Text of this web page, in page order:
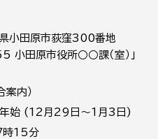
田原市荻窪300番地
小田原市役所○○課（室）」
内）
年始 (12月29日～1月3日)
時15分